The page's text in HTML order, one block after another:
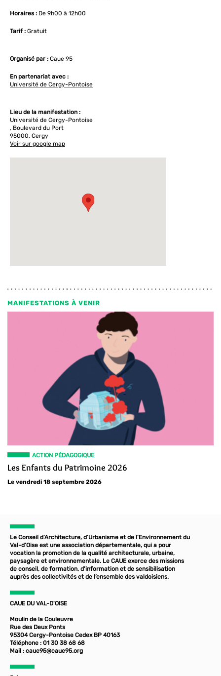
Horaires : De 9h00 à 12h00
Tarif : Gratuit
Organisé par : Caue 95
En partenariat avec :
Université de Cergy-Pontoise
Lieu de la manifestation :
Université de Cergy-Pontoise
, Boulevard du Port
95000, Cergy
Voir sur google map
MANIFESTATIONS À VENIR
ACTION PÉDAGOGIQUE
Les Enfants du Patrimoine 2026
Le vendredi 18 septembre 2026
Le Conseil d’Architecture, d’Urbanisme et de l’Environnement du
Val-d’Oise est une association départementale, qui a pour
vocation la promotion de la qualité architecturale, urbaine,
paysagère et environnementale. Le CAUE exerce des missions
de conseil, de formation, d'information et de sensibilisation
auprès des collectivités et de l’ensemble des valdoisiens.
CAUE DU VAL-D'OISE
Moulin de la Couleuvre
Rue des Deux Ponts
95304 Cergy-Pontoise Cedex BP 40163
Téléphone : 01 30 38 68 68
Mail : caue95@caue95.org